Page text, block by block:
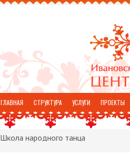
ГЛАВНАЯ СТРУКТУРА УСЛУГИ ПРОЕКТЫ
ОТЗЫВЫ
Школа народного танца